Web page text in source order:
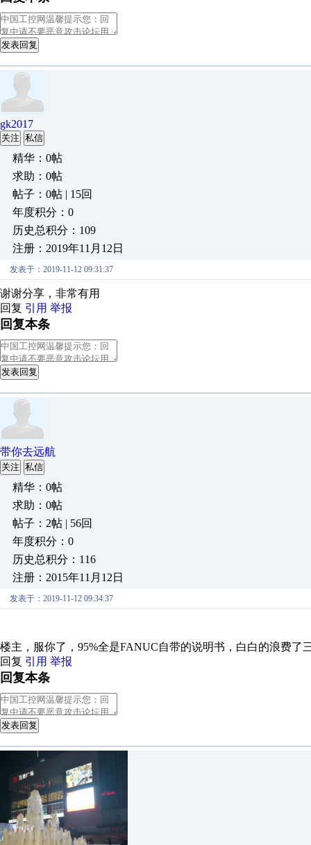
发表回复
gk2017
关注 私信
精华：0帖
求助：0帖
帖子：0帖 | 15回
年度积分：0
历史总积分：109
注册：2019年11月12日
发表于：2019-11-12 09:31:37
谢谢分享，非常有用
回复 引用 举报
回复本条
发表回复
带你去远航
关注 私信
精华：0帖
求助：0帖
帖子：2帖 | 56回
年度积分：0
历史总积分：116
注册：2015年11月12日
发表于：2019-11-12 09:34:37
楼主，服你了，95%全是FANUC自带的说明书，白白的浪费了
回复 引用 举报
回复本条
发表回复